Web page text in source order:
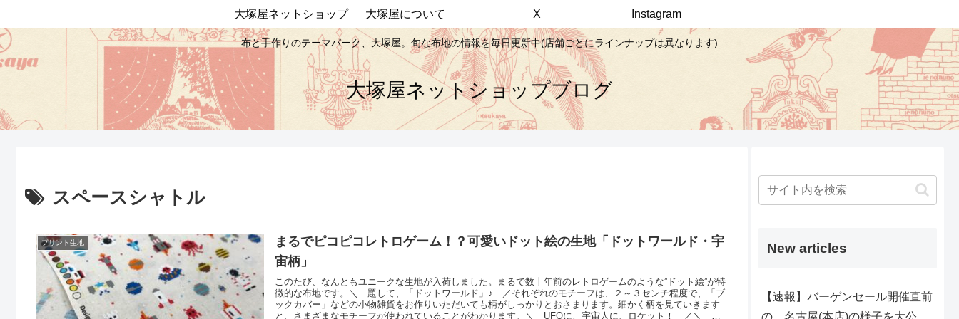
布と手作りのテーマパーク、大塚屋。旬な布地の情報を毎日更新中(店舗ごとにラインナップは異なります)
大塚屋ネットショップブログ
大塚屋ネットショップ 大塚屋について X Instagram
スペースシャトル
プリント生地
まるでピコピコレトロゲーム！？可愛いドット絵の生地「ドットワールド・宇
宙柄」
このたび、なんともユニークな生地が入荷しました。まるで数十年前のレトロゲームのような”ドット絵”が特
徴的な布地です。＼ 題して、「ドットワールド」♪ ／それぞれのモチーフは、２～３センチ程度で、「ブ
ックカバー」などの小物雑貨をお作りいただいても柄がしっかりとおさまります。細かく柄を見ていきます
と、さまざまなモチーフが使われていることがわかります。＼ UFOに、宇宙人に、ロケット！ ／＼ 宇
New articles
【速報】バーゲンセール開催直前
の、名古屋(本店)の様子を大公